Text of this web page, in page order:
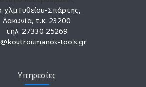
χλμ Γυθείου-Σπάρτης,
Λακωνία, τ.κ. 23200
τηλ. 27330 25269
tools.gr
Υπηρεσίες